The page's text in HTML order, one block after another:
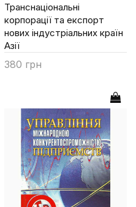
Транснаціональні
корпорації та експорт
нових індустріальних країн
Азії
380 грн